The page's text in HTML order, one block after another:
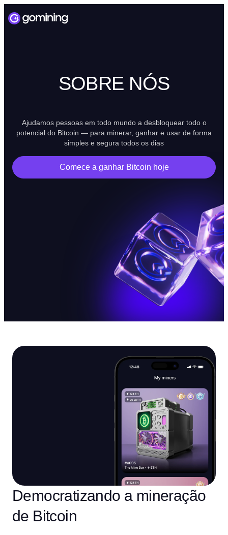
SOBRE NÓS
Ajudamos pessoas em todo mundo a desbloquear todo o
potencial do Bitcoin — para minerar, ganhar e usar de forma
simples e segura todos os dias
Comece a ganhar Bitcoin hoje
Democratizando a mineração
de Bitcoin